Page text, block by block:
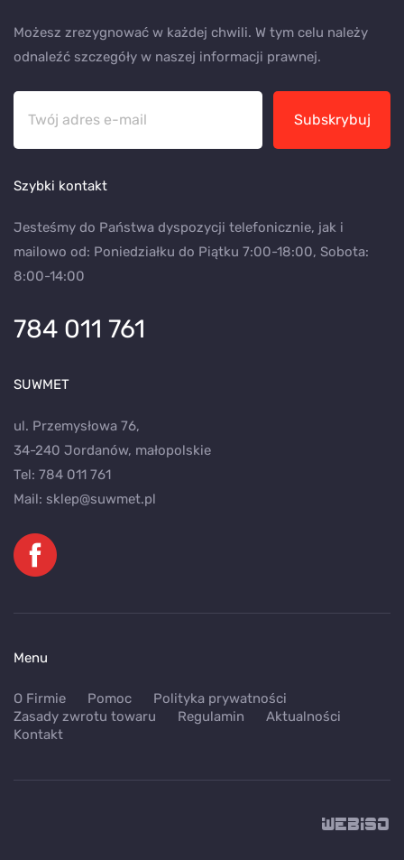
Możesz zrezygnować w każdej chwili. W tym celu należy
odnaleźć szczegóły w naszej informacji prawnej.
Subskrybuj
Szybki kontakt
Jesteśmy do Państwa dyspozycji telefonicznie, jak i
mailowo od: Poniedziałku do Piątku 7:00-18:00, Sobota:
8:00-14:00
784 011 761
SUWMET
ul. Przemysłowa 76,
34-240 Jordanów, małopolskie
Tel: 784 011 761
Mail: sklep@suwmet.pl
Menu
O Firmie Pomoc
Polityka prywatności
Zasady zwrotu towaru
Regulamin
Aktualności
Kontakt
WEBISO